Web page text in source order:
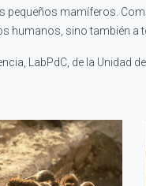
pequeños mamíferos.
sino también a
LabPdC, de la Unidad de